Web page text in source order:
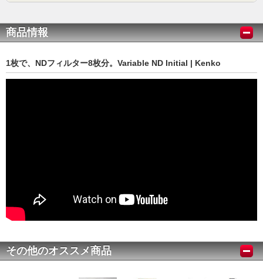
商品情報
1枚で、NDフィルター8枚分。Variable ND Initial | Kenko
その他のオススメ商品